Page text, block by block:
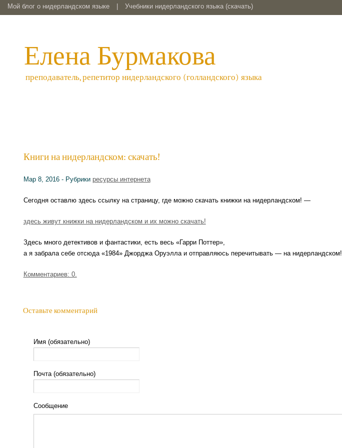
Мой блог о нидерландском языке Учебники нидерландского языка (скачать)
Елена Бурмакова
преподаватель, репетитор нидерландского (голландского) языка
Книги на нидерландском: скачать!
Мар 8, 2016 - Рубрики ресурсы интернета
Сегодня оставлю здесь ссылку на страницу, где можно скачать книжки на нидерландском! —
здесь живут книжки на нидерландском и их можно скачать!
Здесь много детективов и фантастики, есть весь «Гарри Поттер»,
а я забрала себе отсюда «1984» Джорджа Оруэлла и отправляюсь перечитывать — на нидерландском!
Комментариев: 0.
Оставьте комментарий
Имя (обязательно)
Почта (обязательно)
Сообщение